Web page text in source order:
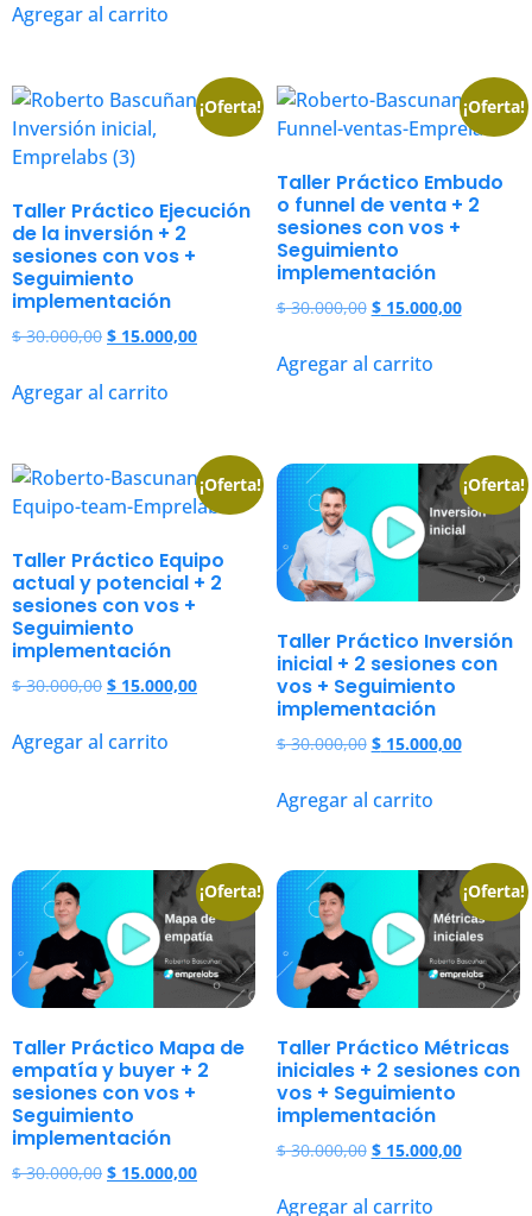
Agregar al carrito
¡Oferta!
Taller Práctico Ejecución
de la inversión + 2
sesiones con vos +
Seguimiento
implementación
$30.000,00 $ 15.000,00
Agregar al carrito
¡Oferta!
Taller Práctico Embudo
o funnel de venta + 2
sesiones con vos +
Seguimiento
implementación
$30.000,00 $15.000,00
Agregar al carrito
¡Oferta!
Taller Práctico Equipo
actual y potencial + 2
sesiones con vos +
Seguimiento
implementación
$30.000,00 $ 15.000,00
Agregar al carrito
¡Oferta!
Taller Práctico Inversión
inicial + 2 sesiones con
vos + Seguimiento
implementación
$30.000,00 $15.000,00
Agregar al carrito
¡Oferta!
Taller Práctico Mapa de
empatía y buyer + 2
sesiones con vos +
Seguimiento
implementación
$30.000,00 $ 15.000,00
¡Oferta!
Taller Práctico Métricas
iniciales + 2 sesiones con
vos + Seguimiento
implementación
$30.000,00 $15.000,00
Agregar al carrito